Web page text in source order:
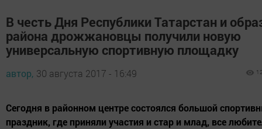
В честь Дня Республики Татарстан и
района дрожжановцы получили новую
универсальную спортивную площадку
автор, 30 августа 2017 - 16:49
Сегодня в районном центре состоялся большой
праздник, где приняли участия и стар и млад, все